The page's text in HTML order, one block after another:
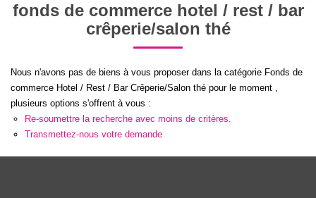
NOTRE AGENCE
Qui Sommes-Nous
Notre Équipe
Type de bien
Surface min
Créer une alerte
fonds de commerce hotel / rest / bar
crêperie/salon thé
Nous n'avons pas de biens à vous proposer dans la catégorie Fonds de
commerce Hotel / Rest / Bar Crêperie/Salon thé pour le moment ,
plusieurs options s'offrent à vous :
Re-soumettre la recherche avec moins de critères.
Transmettez-nous votre demande